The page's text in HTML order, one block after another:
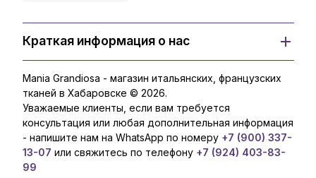
Краткая информация о нас
Mania Grandiosa - магазин итальянских, французских
тканей в Хабаровске © 2026.
Уважаемые клиенты, если вам требуется
консультация или любая дополнительная информация
- напишите нам на WhatsApp по номеру +7 (900) 337-
13-07 или свяжитесь по телефону +7 (924) 403-83-
99